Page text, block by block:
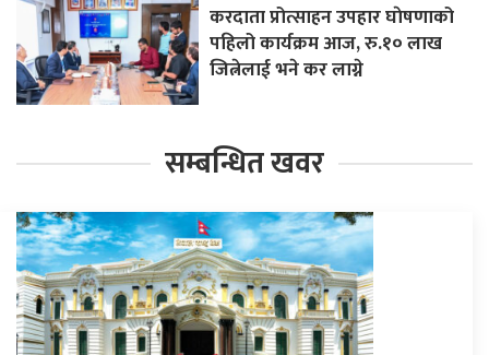
करदाता प्रोत्साहन उपहार घाेषणाको
पहिलो कार्यक्रम आज, रु.१० लाख
जित्नेलाई भने कर लाग्ने
सम्बन्धित खवर